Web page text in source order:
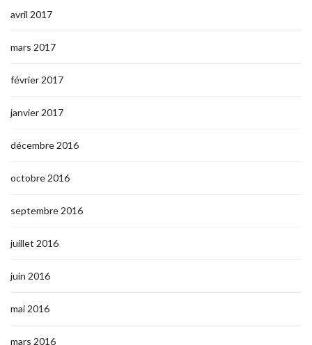
avril 2017
mars 2017
février 2017
janvier 2017
décembre 2016
octobre 2016
septembre 2016
juillet 2016
juin 2016
mai 2016
mars 2016